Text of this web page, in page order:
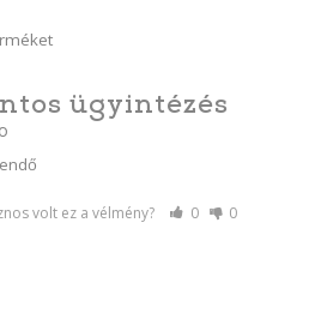
ügyintézés
volt ez a vélmény? 0 0